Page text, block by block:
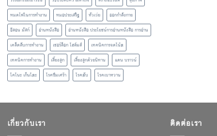
หมดไฟในการทำงาน
หมอประเสริฐ หัวเว่ย
ออกกำลังกาย
อีลอน มัสก์
อ่านหนังสือ
อ่านหนังสือ ประโยชน์การอ่านหนังสือ การอ่าน
เคล็ดลับการทำงาน
เชอร์ล็อก โฮล์มส์
เทคนิคการจดโน้ต
เทคนิคการทำงาน
เลี้ยงลูก เลี้ยงลูกด้วยนิทาน
แดน บราวน์
โคโนะ เก็นโตะ
โรคซึมเศร้า โรคตับ โรคเบาหวาน
เกี่ยวกับเรา ติดต่อเรา